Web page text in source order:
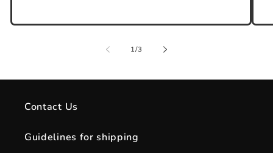
1/of
3
Contact Us
Guidelines for shipping